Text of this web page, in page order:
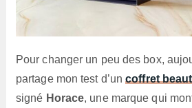
Pour changer un peu des box,
partage mon test d’uncoffret
signé Horace, une marque qui